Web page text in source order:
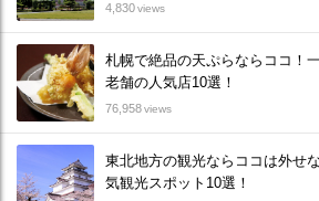
4,830views
札幌で絶品の天ぷらならココ！
老舗の人気店10選！
76,958views
東北地方の観光ならココは外せ
気観光スポット10選！